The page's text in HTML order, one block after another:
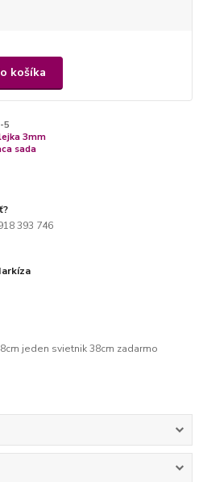
košíka
5
3mm
sada
393 746
jeden svietnik 38cm zadarmo